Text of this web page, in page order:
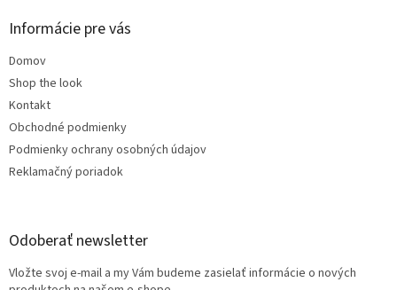
Informácie pre vás
Domov
Shop the look
Kontakt
Obchodné podmienky
Podmienky ochrany osobných údajov
Reklamačný poriadok
Odoberať newsletter
Vložte svoj e-mail a my Vám budeme zasielať informácie o nových